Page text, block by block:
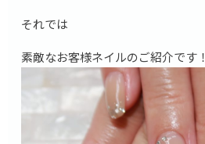
それでは
素敵なお客様ネイルのご紹介です！